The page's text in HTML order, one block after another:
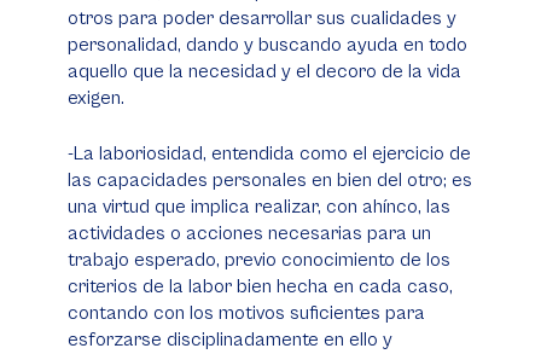
otros para poder desarrollar sus cualidades y
personalidad, dando y buscando ayuda en todo
aquello que la necesidad y el decoro de la vida
exigen.
-La laboriosidad, entendida como el ejercicio de
las capacidades personales en bien del otro; es
una virtud que implica realizar, con ahínco, las
actividades o acciones necesarias para un
trabajo esperado, previo conocimiento de los
criterios de la labor bien hecha en cada caso,
contando con los motivos suficientes para
esforzarse disciplinadamente en ello y